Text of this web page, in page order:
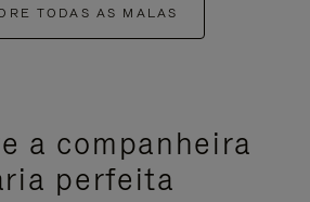
TODAS AS MALAS
a companheira
perfeita